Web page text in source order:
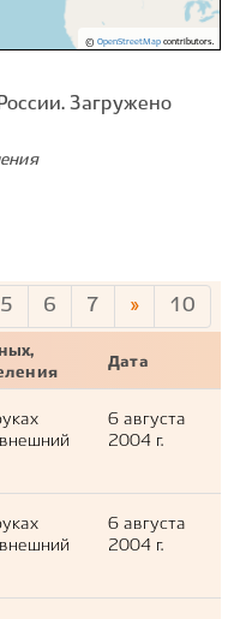
© OpenStreetMapcontributors.
Загружено
5 6 7 » 10
Дата
6 августа
2004 г.
6 августа
2004 г.